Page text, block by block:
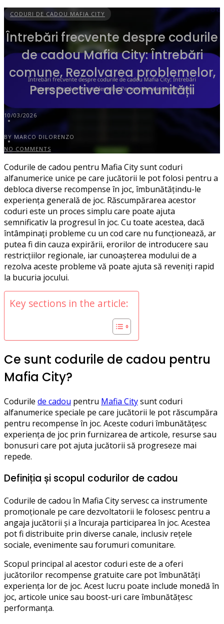
CODURI DE CADOU MAFIA CITY
Întrebări frecvente despre codurile
de cadou Mafia City: Întrebări
comune, Rezolvarea problemelor,
Perspective ale comunității
10/03/2026
BY MARCO DILORENZO
NO COMMENTS
Codurile de cadou pentru Mafia City sunt coduri
alfanumerice unice pe care jucătorii le pot folosi pentru a
debloca diverse recompense în joc, îmbunătățindu-le
experiența generală de joc. Răscumpărarea acestor
coduri este un proces simplu care poate ajuta
semnificativ la progresul în joc. Cu toate acestea, dacă
întâmpinați probleme cu un cod care nu funcționează, ar
putea fi din cauza expirării, erorilor de introducere sau
restricțiilor regionale, iar cunoașterea modului de a
rezolva aceste probleme vă poate ajuta să reveniți rapid
la bucuria jocului.
Key sections in the article:
Ce sunt codurile de cadou pentru
Mafia City?
Codurile de cadou pentru Mafia Citysunt coduri
alfanumerice speciale pe care jucătorii le pot răscumpăra
pentru recompense în joc. Aceste coduri îmbunătățesc
experiența de joc prin furnizarea de articole, resurse sau
bonusuri care pot ajuta jucătorii să progreseze mai
repede.
Definiția și scopul codurilor de cadou
Codurile de cadou în Mafia City servesc ca instrumente
promoționale pe care dezvoltatorii le folosesc pentru a
angaja jucătorii și a încuraja participarea în joc. Acestea
pot fi distribuite prin diverse canale, inclusiv rețele
sociale, evenimente sau forumuri comunitare.
Scopul principal al acestor coduri este de a oferi
jucătorilor recompense gratuite care pot îmbunătăți
experiența lor de joc. Acest lucru poate include monedă în
joc, articole unice sau boost-uri care îmbunătățesc
performanța.